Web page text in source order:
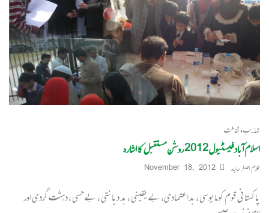
تہذیب و ثقافت
اسلام آباد فیسٹیول2012 روشن مستقبل کا اشارہ
غلام اصغر ساجد November 18, 2012
پاکستانی قوم کو مایوسی ، بداعتمادی، بے یقینی ، بد دیانتی ، بے حسی ، دہشت گردی اور